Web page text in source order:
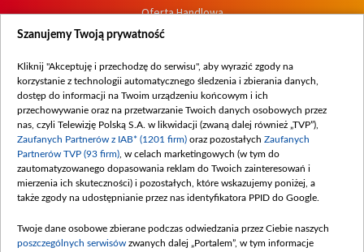
Oferta Handlowa
Dostępność
Procedura zgłoszeń wewnętrznych
Szanujemy Twoją prywatność
Kliknij "Akceptuję i przechodzę do serwisu", aby wyrazić zgody na
korzystanie z technologii automatycznego śledzenia i zbierania danych,
dostęp do informacji na Twoim urządzeniu końcowym i ich
przechowywanie oraz na przetwarzanie Twoich danych osobowych przez
nas, czyli Telewizję Polską S.A. w likwidacji (zwaną dalej również „TVP”),
Zaufanych Partnerów z IAB* (1201 firm) oraz pozostałych Zaufanych
Partnerów TVP (93 firm) , w celach marketingowych (w tym do
zautomatyzowanego dopasowania reklam do Twoich zainteresowań i
mierzenia ich skuteczności) i pozostałych, które wskazujemy poniżej, a
także zgody na udostępnianie przez nas identyfikatora PPID do Google.
Twoje dane osobowe zbierane podczas odwiedzania przez Ciebie naszych
poszczególnych serwisów zwanych dalej „Portalem”, w tym informacje